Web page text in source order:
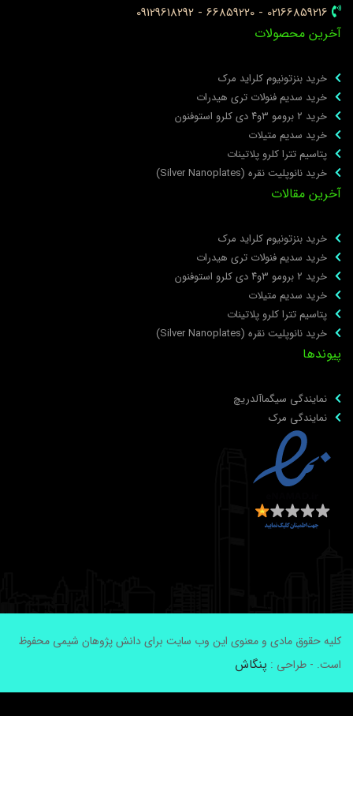
02166859216 - 66859220 - 09129618292
محصولات
خرید بنزتونیوم کلراید مرک
خرید سدیم فنولات تری هیدرات
خرید ۲ برومو ۳و۴ دی‌ کلرو استوفنون
خرید سدیم متیلات
پتاسیم تترا کلرو پلاتینات
خرید نانوپلیت نقره (Silver Nanoplates)
مقالات
خرید بنزتونیوم کلراید مرک
خرید سدیم فنولات تری هیدرات
خرید ۲ برومو ۳و۴ دی‌ کلرو استوفنون
خرید سدیم متیلات
پتاسیم تترا کلرو پلاتینات
خرید نانوپلیت نقره (Silver Nanoplates)
نمایندگی سیگماآلدریچ
نمایندگی مرک
حقوق مادی و معنوی این وب سایت برای دانش پژوهان شیمی محفوظ
- طراحی :پنگاش